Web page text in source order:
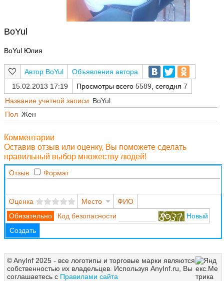
BoYul
BoYul Юлия
BoYul
Объявления автора
15.02.2013 17:19
Просмотры всего 5589 , сегодня 7
Название учетной записи BoYul
Пол Жен
Комментарии
Оставив отзыв или оценку, Вы поможете сделать
правильный выбор множеству людей!
Отзыв Формат
Оценка Место
ФИО
Код безопасности
Новый
Создать
© AnyInf 2025 - все логотипы и торговые марки являются
собственностью их владельцев. Используя AnyInf.ru, Вы
соглашаетесь с Правилами сайта